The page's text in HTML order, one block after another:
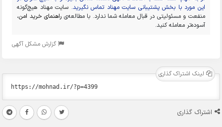
این مورد با بخش پشتیبانی سایت مهناد تماس نگیرید. سایت مهناد هیچ‌گونه
منفعت و مسئولیتی در قبال معامله شما ندارد. با مطالعه‌ی راهنمای خرید امن،
آسوده‌تر معامله کنید.
گزارش مشکل آگهی
لینک اشتراک گذاری
اشتراک گذاری